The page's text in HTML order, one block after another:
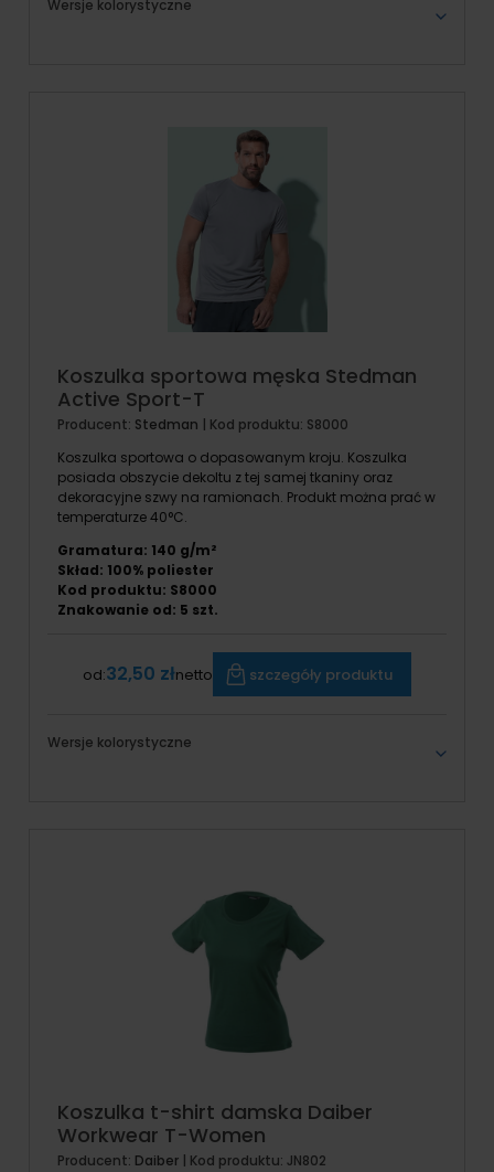
Wersje kolorystyczne
Koszulka sportowa męska Stedman
Active Sport-T
Producent: Stedman | Kod produktu: S8000
Koszulka sportowa o dopasowanym kroju. Koszulka
posiada obszycie dekoltu z tej samej tkaniny oraz
dekoracyjne szwy na ramionach. Produkt można prać w
temperaturze 40°C.
Gramatura: 140 g/m²
Skład: 100% poliester
Kod produktu: S8000
Znakowanie od: 5 szt.
od:32,50 złnetto szczegóły produktu
Wersje kolorystyczne
Koszulka t-shirt damska Daiber
Workwear T-Women
Producent: Daiber | Kod produktu: JN802